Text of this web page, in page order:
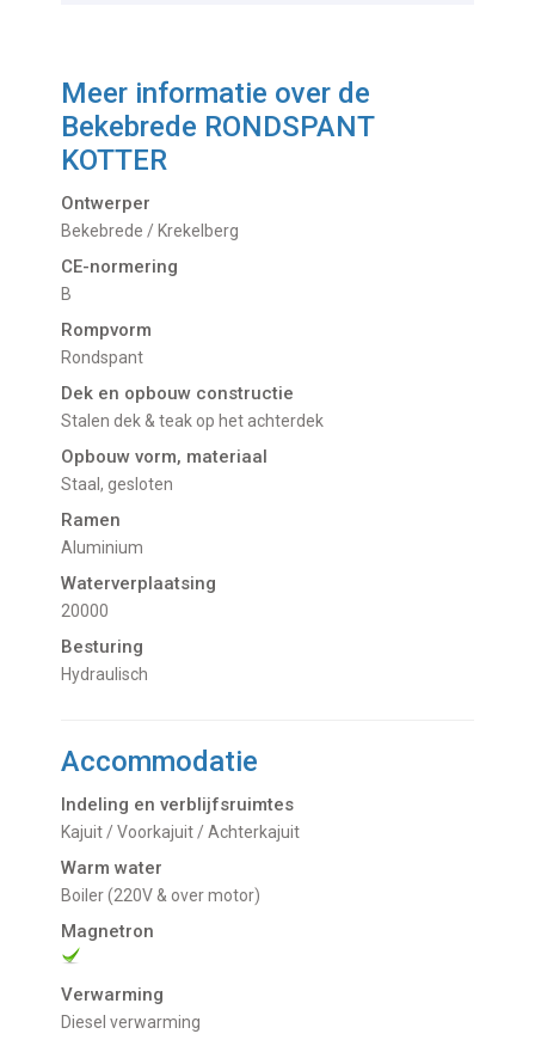
Meer informatie over de
Bekebrede RONDSPANT
KOTTER
Ontwerper
Bekebrede / Krekelberg
CE-normering
B
Rompvorm
Rondspant
Dek en opbouw constructie
Stalen dek & teak op het achterdek
Opbouw vorm, materiaal
Staal, gesloten
Ramen
Aluminium
Waterverplaatsing
20000
Besturing
Hydraulisch
Accommodatie
Indeling en verblijfsruimtes
Kajuit / Voorkajuit / Achterkajuit
Warm water
Boiler (220V & over motor)
Magnetron
Verwarming
Diesel verwarming